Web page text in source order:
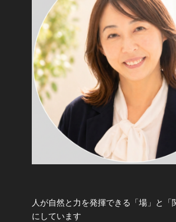
人が自然と力を発揮できる「場」と「
にしています